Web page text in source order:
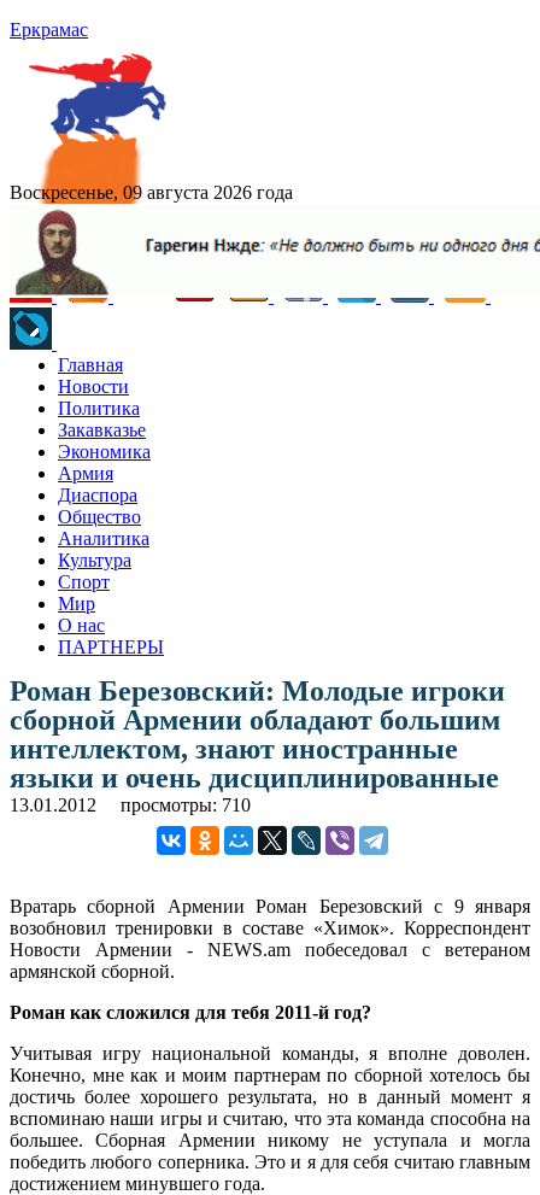
Еркрамас
Воскресенье, 09 августа 2026 года
Главная
Новости
Политика
Закавказье
Экономика
Армия
Диаспора
Общество
Аналитика
Культура
Спорт
Мир
О нас
ПАРТНЕРЫ
Роман Березовский: Молодые игроки
сборной Армении обладают большим
интеллектом, знают иностранные
языки и очень дисциплинированные
13.01.2012 просмотры: 710
Вратарь сборной Армении Роман Березовский с 9 января
возобновил тренировки в составе «Химок». Корреспондент
Новости Армении - NEWS.am побеседовал с ветераном
армянской сборной.
Роман как сложился для тебя 2011-й год?
Учитывая игру национальной команды, я вполне доволен.
Конечно, мне как и моим партнерам по сборной хотелось бы
достичь более хорошего результата, но в данный момент я
вспоминаю наши игры и считаю, что эта команда способна на
большее. Сборная Армении никому не уступала и могла
победить любого соперника. Это и я для себя считаю главным
достижением минувшего года.